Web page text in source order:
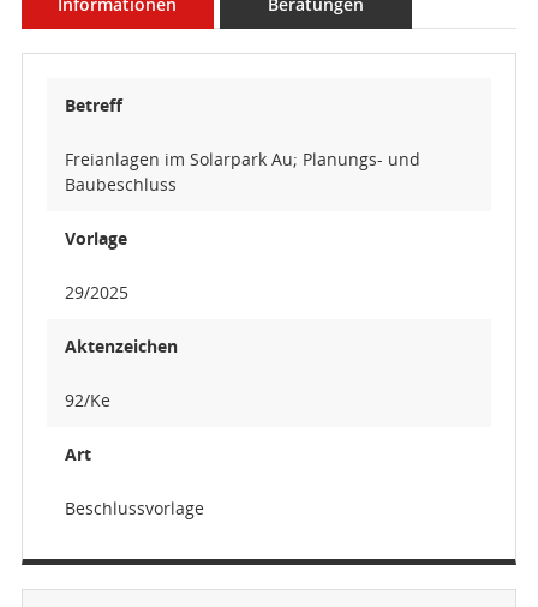
Betreff
Freianlagen im Solarpark Au; Planungs- und
Baubeschluss
Vorlage
29/2025
Aktenzeichen
92/Ke
Art
Beschlussvorlage